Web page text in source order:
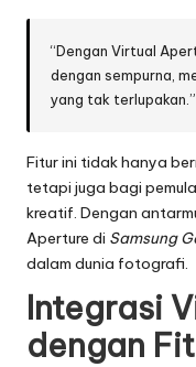
“Dengan Virtual
dengan sempurna,
yang tak terlupakan.”
Fitur ini tidak hanya
tetapi juga bagi
kreatif. Dengan
Aperture di Samsung
dalam dunia fotografi.
Integrasi
dengan